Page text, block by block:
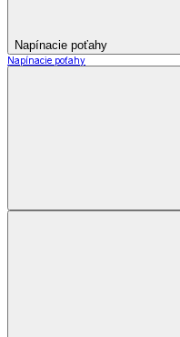
Napínacie poťahy
Napínacie poťahy